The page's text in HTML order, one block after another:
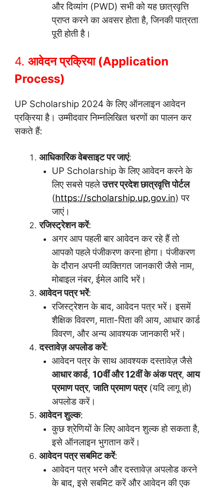
और दिव्यांग (PWD) सभी को यह छात्रवृत्ति
प्राप्त करने का अवसर होता है, जिनकी पात्रता
पूरी होती है।
4. आवेदन प्रक्रिया (Application
Process)
UP Scholarship 2024 के लिए ऑनलाइन आवेदन
प्रक्रिया है। उम्मीदवार निम्नलिखित चरणों का पालन कर
सकते हैं:
आधिकारिक वेबसाइट पर जाएं:
UP Scholarship के लिए आवेदन करने के
लिए सबसे पहलेउत्तर प्रदेश छात्रवृत्ति पोर्टल
(https://scholarship.up.gov.in) पर
जाएं।
रजिस्ट्रेशन करें:
अगर आप पहली बार आवेदन कर रहे हैं तो
आपको पहले पंजीकरण करना होगा। पंजीकरण
के दौरान अपनी व्यक्तिगत जानकारी जैसे नाम,
मोबाइल नंबर, ईमेल आदि भरें।
आवेदन पत्र भरें:
रजिस्ट्रेशन के बाद, आवेदन पत्र भरें। इसमें
शैक्षिक विवरण, माता-पिता की आय, आधार कार्ड
विवरण, और अन्य आवश्यक जानकारी भरें।
दस्तावेज़ अपलोड करें:
आवेदन पत्र के साथ आवश्यक दस्तावेज़ जैसे
आधार कार्ड, 10वीं और 12वीं के अंक पत्र, आय
प्रमाण पत्र,जाति प्रमाण पत्र(यदि लागू हो)
अपलोड करें।
आवेदन शुल्क:
कुछ श्रेणियों के लिए आवेदन शुल्क हो सकता है,
इसे ऑनलाइन भुगतान करें।
आवेदन पत्र सबमिट करें:
आवेदन पत्र भरने और दस्तावेज़ अपलोड करने
के बाद, इसे सबमिट करें और आवेदन की एक